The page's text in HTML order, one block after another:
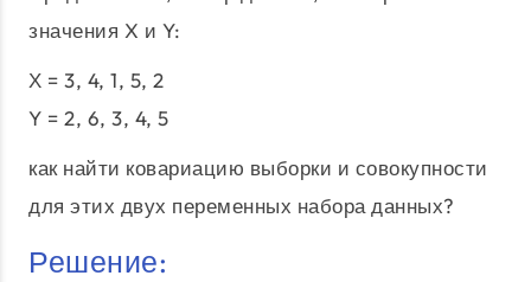
значения X и Y:
Х = 3, 4, 1, 5, 2
Y = 2, 6, 3, 4, 5
как найти ковариацию выборки и совокупности
для этих двух переменных набора данных?
Решение: